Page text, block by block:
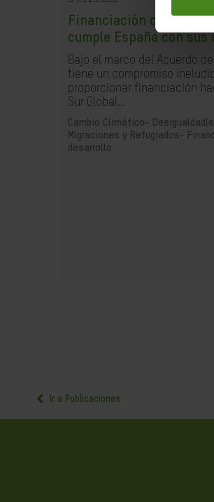
Financiación climática
cumple España con sus
Bajo el marco del Acuerdo
tiene un compromiso
proporcionar financiación
Sur Global...
Cambio Climático-
Migraciones y Refugiados-
desarrollo
Ir a Publicaciones